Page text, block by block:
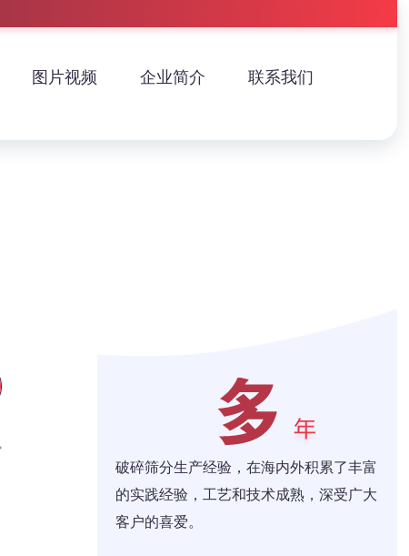
图片视频 企业简介 联系我们
破碎筛分生产经验，在海内外积累了丰富
的实践经验，工艺和技术成熟，深受广大
客户的喜爱。